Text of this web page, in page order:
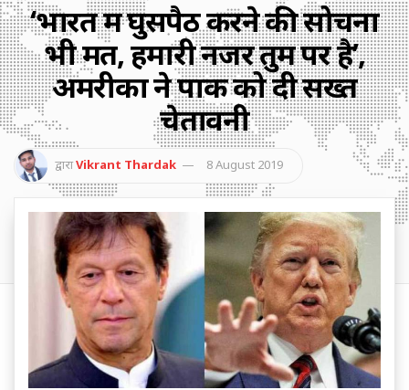
‘भारत में घुसपैठ करने की सोचना
भी मत, हमारी नजर तुम पर है’,
अमरीका ने पाक को दी सख्त
चेतावनी
द्वाराVikrant Thardak 8 August 2019